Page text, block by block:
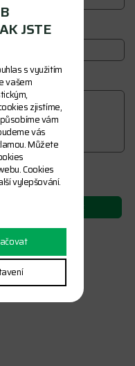
údajů
odeslat
JSTE
s využitím
vašem
zjistíme,
vám
vás
Můžete
Cookies
vylepšování.